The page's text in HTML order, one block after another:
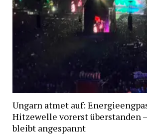
Ungarn atmet auf:
Hitzewelle vorerst überstanden
bleibt angespannt